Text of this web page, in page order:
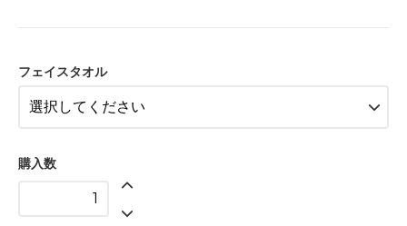
フェイスタオル
購入数